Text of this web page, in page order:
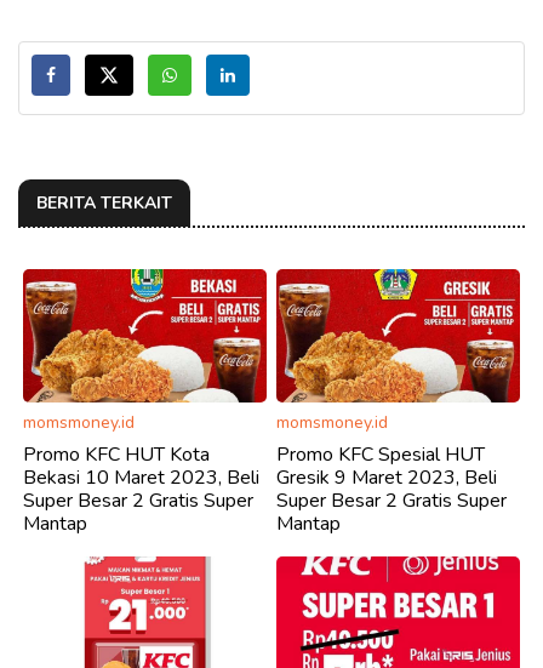
BERITA TERKAIT
momsmoney.id
Promo KFC HUT Kota
Bekasi 10 Maret 2023, Beli
Super Besar 2 Gratis Super
Mantap
momsmoney.id
Promo KFC Spesial HUT
Gresik 9 Maret 2023, Beli
Super Besar 2 Gratis Super
Mantap